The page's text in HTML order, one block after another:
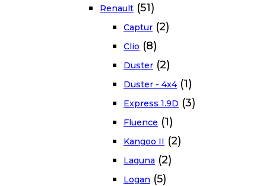
Renault (51)
Captur (2)
Clio (8)
Duster (2)
Duster - 4x4 (1)
Express 1.9D (3)
Fluence (1)
Kangoo II (2)
Laguna (2)
Logan (5)